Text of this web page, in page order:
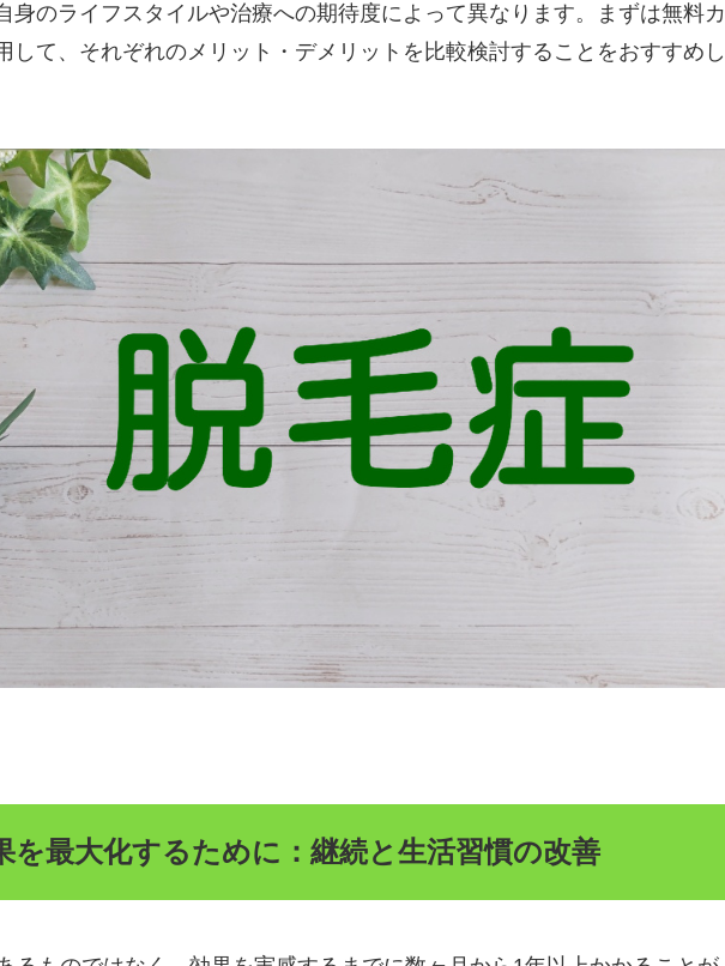
身のライフスタイルや治療への期待度によって異なります。まずは無料カ
して、それぞれのメリット・デメリットを比較検討することをおすすめし
を最大化するために：継続と生活習慣の改善